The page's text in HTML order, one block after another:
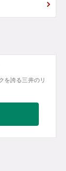
を誇る三井のリ